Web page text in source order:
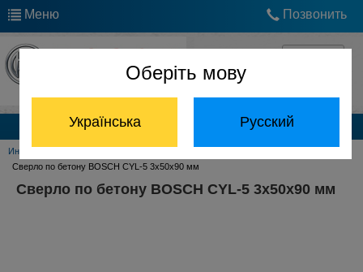
Оберіть мову
Українська Русский
Меню Позвонить
Каталог продукции
Инструмент Bosch
Сверло по бетону BOSCH CYL-5 3x50x90 мм
Сверло по бетону BOSCH CYL-5 3x50x90 мм